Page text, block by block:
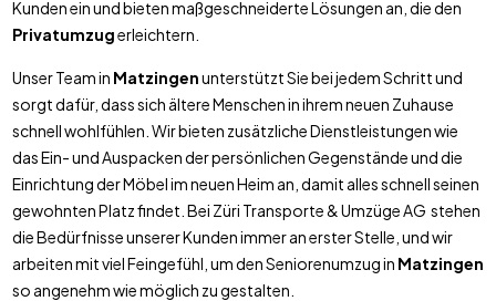
Kunden ein und bieten maßgeschneiderte Lösungen an, die den
Privatumzugerleichtern.
Unser Team in Matzingenunterstützt Sie bei jedem Schritt und
sorgt dafür, dass sich ältere Menschen in ihrem neuen Zuhause
schnell wohlfühlen. Wir bieten zusätzliche Dienstleistungen wie
das Ein- und Auspacken der persönlichen Gegenstände und die
Einrichtung der Möbel im neuen Heim an, damit alles schnell seinen
gewohnten Platz findet. Bei Züri Transporte & Umzüge AG stehen
die Bedürfnisse unserer Kunden immer an erster Stelle, und wir
arbeiten mit viel Feingefühl, um den Seniorenumzug in Matzingen
so angenehm wie möglich zu gestalten.